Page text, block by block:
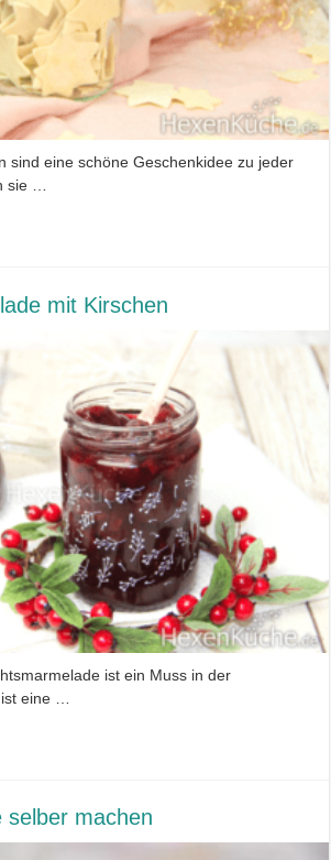
sind eine schöne Geschenkidee zu jeder
sie …
mit Kirschen
ist ein Muss in der
eine …
selber machen